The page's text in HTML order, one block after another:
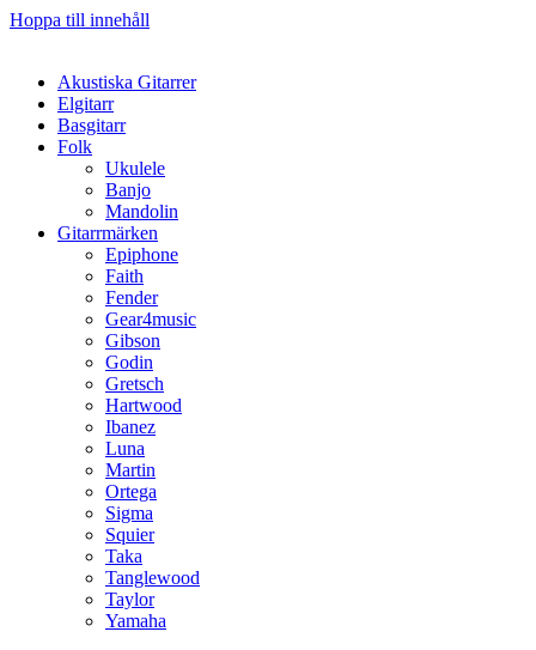
Hoppa till innehåll
Akustiska Gitarrer
Elgitarr
Basgitarr
Folk
Ukulele
Banjo
Mandolin
Gitarrmärken
Epiphone
Faith
Fender
Gear4music
Gibson
Godin
Gretsch
Hartwood
Ibanez
Luna
Martin
Ortega
Sigma
Squier
Taka
Tanglewood
Taylor
Yamaha